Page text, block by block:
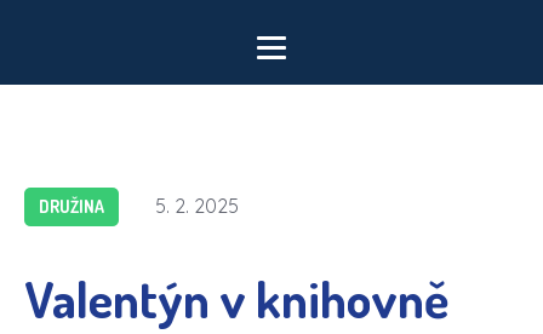
DRUŽINA 5. 2. 2025
Valentýn v knihovně